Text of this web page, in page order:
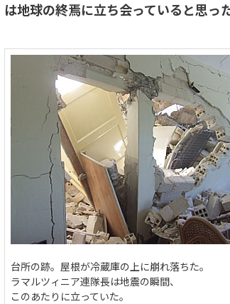
は地球の終焉に立ち会っていると思っ
台所の跡。屋根が冷蔵庫の上に崩れ落ちた。
ラマルツィニア連隊長は地震の瞬間、
このあたりに立っていた。